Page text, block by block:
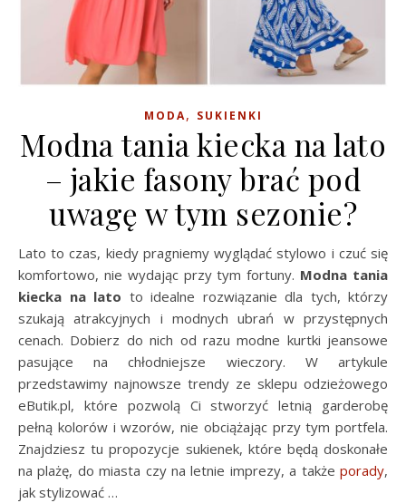
MODA, SUKIENKI
Modna tania kiecka na lato
– jakie fasony brać pod
uwagę w tym sezonie?
Lato to czas, kiedy pragniemy wyglądać stylowo i czuć się
komfortowo, nie wydając przy tym fortuny. Modna tania
kiecka na lato to idealne rozwiązanie dla tych, którzy
szukają atrakcyjnych i modnych ubrań w przystępnych
cenach. Dobierz do nich od razu modne kurtki jeansowe
pasujące na chłodniejsze wieczory. W artykule
przedstawimy najnowsze trendy ze sklepu odzieżowego
eButik.pl, które pozwolą Ci stworzyć letnią garderobę
pełną kolorów i wzorów, nie obciążając przy tym portfela.
Znajdziesz tu propozycje sukienek, które będą doskonałe
na plażę, do miasta czy na letnie imprezy, a także porady,
jak stylizować …